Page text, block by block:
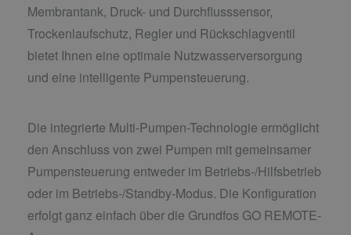
Membrantank, Druck- und Durchflusssensor,
Trockenlaufschutz, Regler und Rückschlagventil
bietet Ihnen eine optimale Nutzwasserversorgung
und eine intelligente Pumpensteuerung.
Die integrierte Multi-Pumpen-Technologie ermöglicht
den Anschluss von zwei Pumpen mit gemeinsamer
Pumpensteuerung entweder im Betriebs-/Hilfsbetrieb
oder im Betriebs-/Standby-Modus. Die Konfiguration
erfolgt ganz einfach über die Grundfos GO REMOTE-